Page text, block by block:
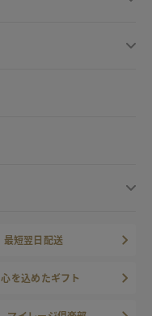
最短翌日配送
心を込めたギフト